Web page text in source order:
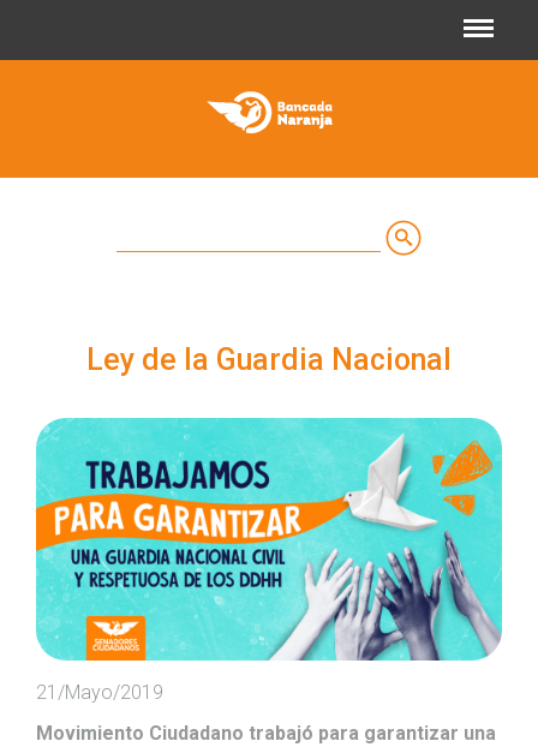
búsqueda
Ley de la Guardia Nacional
21/Mayo/2019
Movimiento Ciudadano trabajó para garantizar una